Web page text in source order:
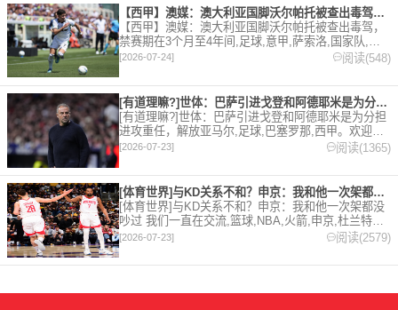
【西甲】澳媒：澳大利亚国脚沃尔帕托被查出毒驾，禁赛期在3个月
【西甲】澳媒：澳大利亚国脚沃尔帕托被查出毒驾，
禁赛期在3个月至4年间,足球,意甲,萨索洛,国家队,澳
大利亚,英超,西甲,德甲,法甲,五洲。欢迎收藏本站，
[2026-07-24] 阅读(548)
[有道理嘛?]世体：巴萨引进戈登和阿德耶米是为分担进攻重任，
[有道理嘛?]世体：巴萨引进戈登和阿德耶米是为分担
进攻重任，解放亚马尔,足球,巴塞罗那,西甲。欢迎收
藏本站，24小时为你更新最新的足球，篮球体育资
[2026-07-23] 阅读(1365)
[体育世界]与KD关系不和？申京：我和他一次架都没吵过 我们
[体育世界]与KD关系不和？申京：我和他一次架都没
吵过 我们一直在交流,篮球,NBA,火箭,申京,杜兰特。
欢迎收藏本站，24小时为你更新最新的足球，篮球体
育资讯。
[2026-07-23] 阅读(2579)